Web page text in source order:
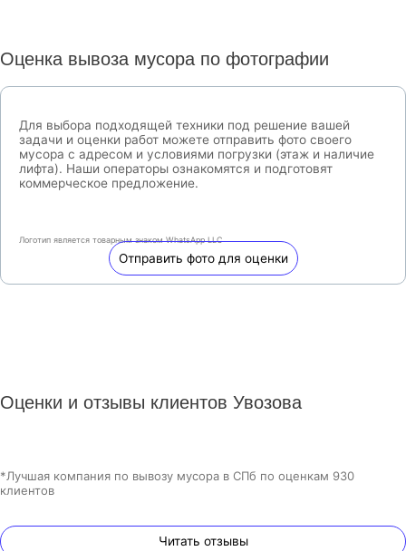
Оценка вывоза мусора по фотографии
Для выбора подходящей техники под решение вашей
задачи и оценки работ можете отправить фото своего
мусора с адресом и условиями погрузки (этаж и наличие
лифта). Наши операторы ознакомятся и подготовят
коммерческое предложение.
Логотип является товарным знаком WhatsApp LLC
Отправить фото для оценки
Оценки и отзывы клиентов Увозова
*Лучшая компания по вывозу мусора в СПб по оценкам 930
клиентов
Читать отзывы